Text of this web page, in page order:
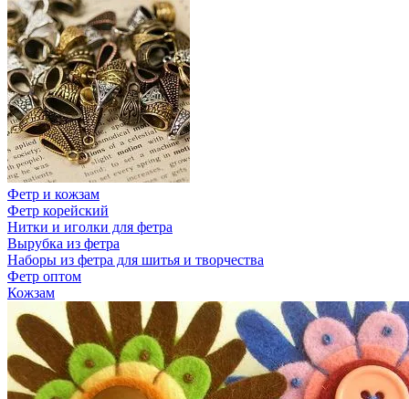
Фетр и кожзам
Фетр корейский
Нитки и иголки для фетра
Вырубка из фетра
Наборы из фетра для шитья и творчества
Фетр оптом
Кожзам